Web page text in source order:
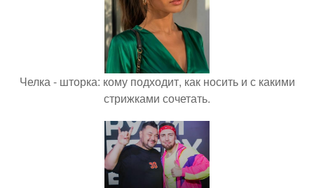
Челка - шторка: кому подходит, как носить и с какими
стрижками сочетать.